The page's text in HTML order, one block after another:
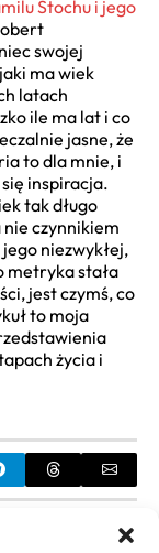
Stochu i jego
swojej
ma wiek
latach
ile ma lat i co
jasne, że
to dla mnie, i
inspiracja.
tak długo
czynnikiem
niezwykłej,
metryka stała
jest czymś, co
to moja
życia i